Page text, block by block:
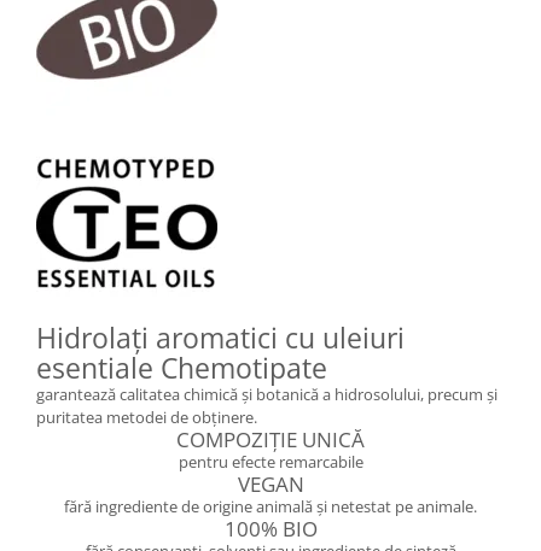
Hidrolați aromatici cu uleiuri
esentiale Chemotipate
garantează calitatea chimică și botanică a hidrosolului, precum și
puritatea metodei de obținere.
COMPOZIȚIE UNICĂ
pentru efecte remarcabile
VEGAN
fără ingrediente de origine animală și netestat pe animale.
100% BIO